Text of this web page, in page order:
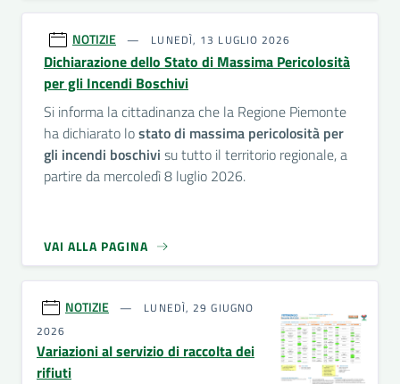
NOTIZIE LUNEDÌ, 13 LUGLIO 2026
Dichiarazione dello Stato di Massima Pericolosità
per gli Incendi Boschivi
Si informa la cittadinanza che la Regione Piemonte
ha dichiarato lostato di massima pericolosità per
gli incendi boschivi su tutto il territorio regionale, a
partire da mercoledì 8 luglio 2026.
VAI ALLA PAGINA
NOTIZIE
LUNEDÌ, 29 GIUGNO
2026
Variazioni al servizio di raccolta dei
rifiuti